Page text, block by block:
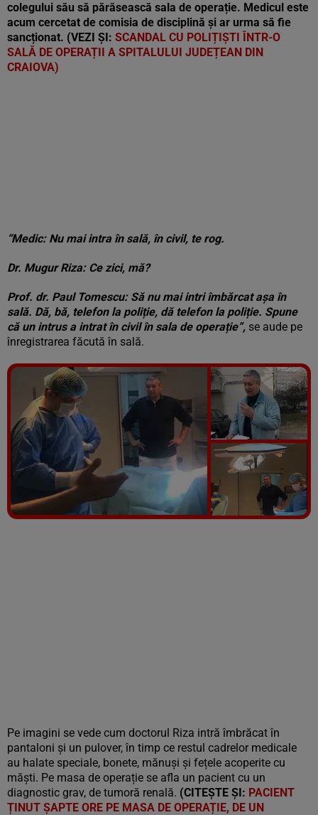
colegului său să părăsească sala de operație. Medicul este
acum cercetat de comisia de disciplină și ar urma să fie
sancționat. (VEZI ȘI: SCANDAL CU POLIȚIȘTI ÎNTR-O
SALĂ DE OPERAȚII A SPITALULUI JUDEȚEAN DIN
CRAIOVA)
“Medic: Nu mai intra în sală, în civil, te rog.
Dr. Mugur Riza: Ce zici, mă?
Prof. dr. Paul Tomescu: Să nu mai intri îmbărcat așa în
sală. Dă, bă, telefon la poliție, dă telefon la poliție. Spune
că un intrus a intrat în civil în sala de operație”, se aude pe
înregistrarea făcută în sală.
Vezi galeria foto
Pe imagini se vede cum doctorul Riza intră îmbrăcat în
pantaloni și un pulover, în timp ce restul cadrelor medicale
au halate speciale, bonete, mănuși și fețele acoperite cu
măști. Pe masa de operație se afla un pacient cu un
diagnostic grav, de tumoră renală. (CITEȘTE ȘI: PACIENT
ȚINUT ȘAPTE ORE PE MASA DE OPERAȚIE, DE UN